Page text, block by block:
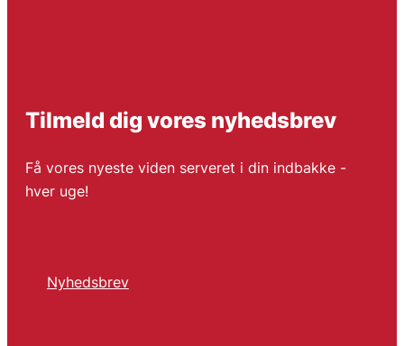
Tilmeld dig vores nyhedsbrev
Få vores nyeste viden serveret i din indbakke -
hver uge!
Nyhedsbrev